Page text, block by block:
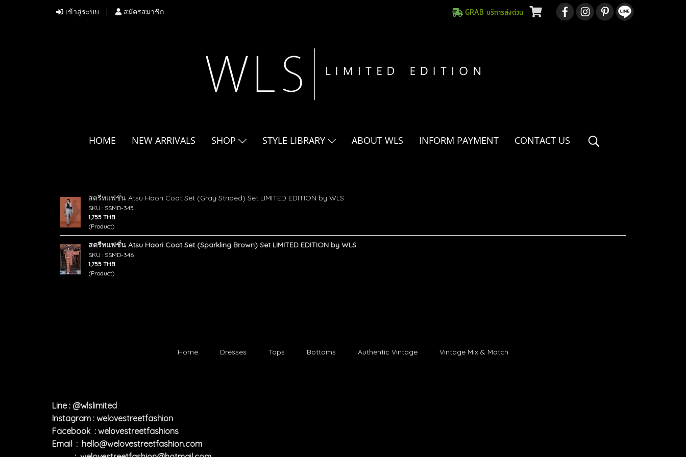
เข้าสู่ระบบ สมัครสมาชิก GRAB บริการส่งด่วน
HOME NEW ARRIVALS SHOP STYLE LIBRARY ABOUT WLS INFORM PAYMENT CONTACT US
สตรีทแฟชั่น Atsu Haori Coat Set (Gray Striped) Set LIMITED EDITION by WLS
SKU : SSMD-345
1,755 THB
(Product)
สตรีทแฟชั่น Atsu Haori Coat Set (Sparkling Brown) Set LIMITED EDITION by WLS
SKU : SSMD-346
1,755 THB
(Product)
Home Dresses Tops Bottoms Authentic Vintage Vintage Mix & Match
Line : @wlslimited
Instagram : welovestreetfashion
Facebook : welovestreetfashions
Email : hello@welovestreetfashion.com